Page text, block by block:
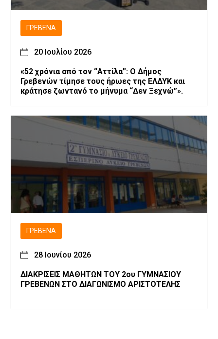
ΓΡΕΒΕΝΆ
20 Ιουλίου 2026
«52 χρόνια από τον “Αττίλα”: Ο Δήμος
Γρεβενών τίμησε τους ήρωες της ΕΛΔΥΚ και
κράτησε ζωντανό το μήνυμα “Δεν Ξεχνώ”».
ΓΡΕΒΕΝΆ
28 Ιουνίου 2026
ΔΙΑΚΡΙΣΕΙΣ ΜΑΘΗΤΩΝ ΤΟΥ 2ου ΓΥΜΝΑΣΙΟΥ
ΓΡΕΒΕΝΩΝ ΣΤΟ ΔΙΑΓΩΝΙΣΜΟ ΑΡΙΣΤΟΤΕΛΗΣ